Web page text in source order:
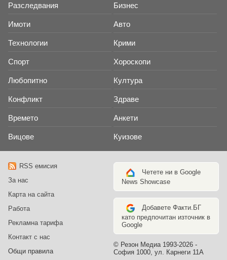
Разследвания Бизнес
Имоти Авто
Технологии Крими
Спорт Хороскопи
Любопитно Култура
Конфликт Здраве
Времето Анкети
Вицове Куизове
RSS емисия
За нас
Карта на сайта
Работа
Рекламна тарифа
Контакт с нас
Общи правила
Четете ни в Google
News Showcase
Добавете Факти.БГ
като предпочитан източник в
Google
© Резон Медиа 1993-2026 -
София 1000, ул. Карнеги 11А